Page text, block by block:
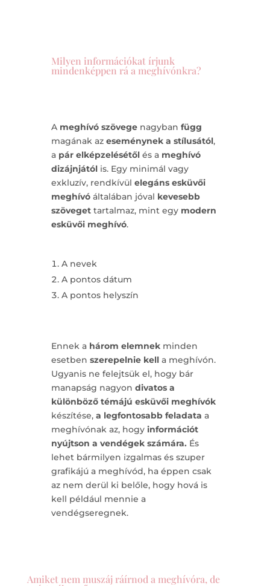
Milyen információkat írjunk
mindenképpen rá a meghívónkra?
A meghívó szövegenagyban függ
magának az eseménynek a stílusától,
a pár elképzelésétőlés a meghívó
dizájnjátólis. Egy minimál vagy
exkluzív, rendkívül elegáns esküvői
meghívóáltalában jóval kevesebb
szövegettartalmaz, mint egy modern
esküvői meghívó.
A nevek
A pontos dátum
A pontos helyszín
Ennek ahárom elemnekminden
esetben szerepelnie kella meghívón.
Ugyanis ne felejtsük el, hogy bár
manapság nagyon divatos a
különböző témájú esküvői meghívók
készítése, a legfontosabb feladata a
meghívónak az, hogy információt
nyújtson a vendégek számára. És
lehet bármilyen izgalmas és szuper
grafikájú a meghívód, ha éppen csak
az nem derül ki belőle, hogy hová is
kell például mennie a
vendégseregnek.
Amiket nem muszáj ráírnod a meghívóra, de